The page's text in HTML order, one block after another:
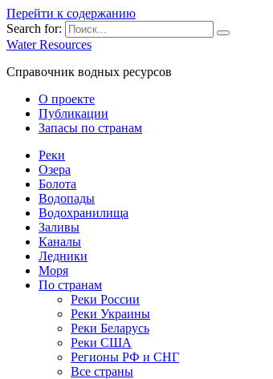
Перейти к содержанию
Search for:
Water Resources
Справочник водных ресурсов
О проекте
Публикации
Запасы по странам
Реки
Озера
Болота
Водопады
Водохранилища
Заливы
Каналы
Ледники
Моря
По странам
Реки России
Реки Украины
Реки Беларусь
Реки США
Регионы РФ и СНГ
Все страны